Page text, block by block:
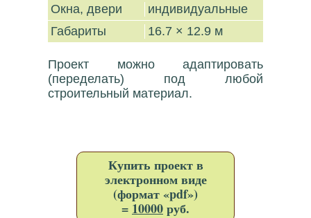
Окна, двери
индивидуальные
Габариты
16.7 × 12.9 м
Проект можно адаптировать
(переделать) под любой
строительный материал.
Купить проект в
электронном виде
(формат «pdf»)
= 10000руб.